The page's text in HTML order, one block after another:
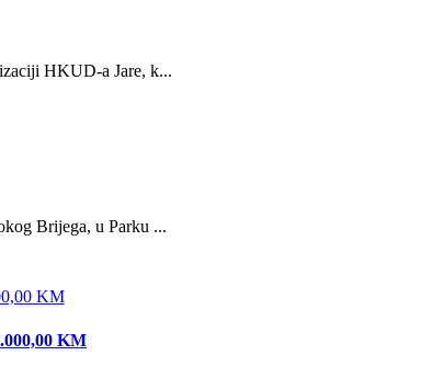
HKUD-a Jare, k...
Brijega, u Parku ...
KM